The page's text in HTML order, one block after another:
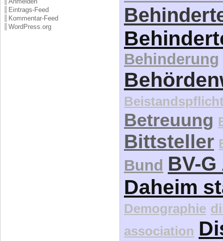
Eintrags-Feed
Kommentar-Feed
WordPress.org
Behinderung
Betreuung
Bittsteller
Bund BV-
Daheim
Demographie
association